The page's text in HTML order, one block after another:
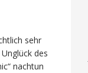
sehr
des
nachtun